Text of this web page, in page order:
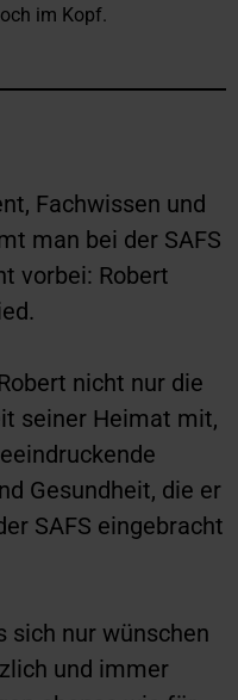
im Kopf.
Fachwissen und
man bei der SAFS
vorbei: Robert
nicht nur die
seiner Heimat mit,
Gesundheit, die er
SAFS eingebracht
sich nur wünschen
und immer